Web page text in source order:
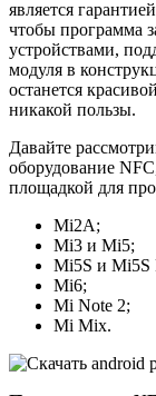
является
чтобы программа
устройствами,
модуля в
останется
никакой пользы.
Давайте
оборудование
площадкой для
Mi2A;
Mi3 и Mi5;
Mi5S и Mi5S
Mi6;
Mi Note 2;
Mi Mix.